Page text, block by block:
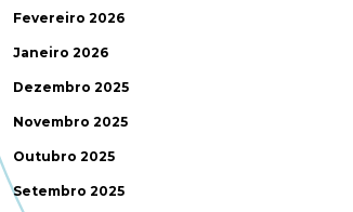
Fevereiro 2026
Janeiro 2026
Dezembro 2025
Novembro 2025
Outubro 2025
Setembro 2025